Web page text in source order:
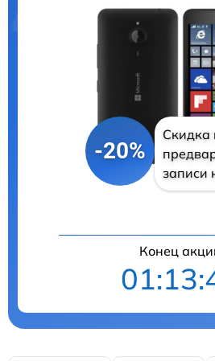
-20%
Скидка
записи
Конец